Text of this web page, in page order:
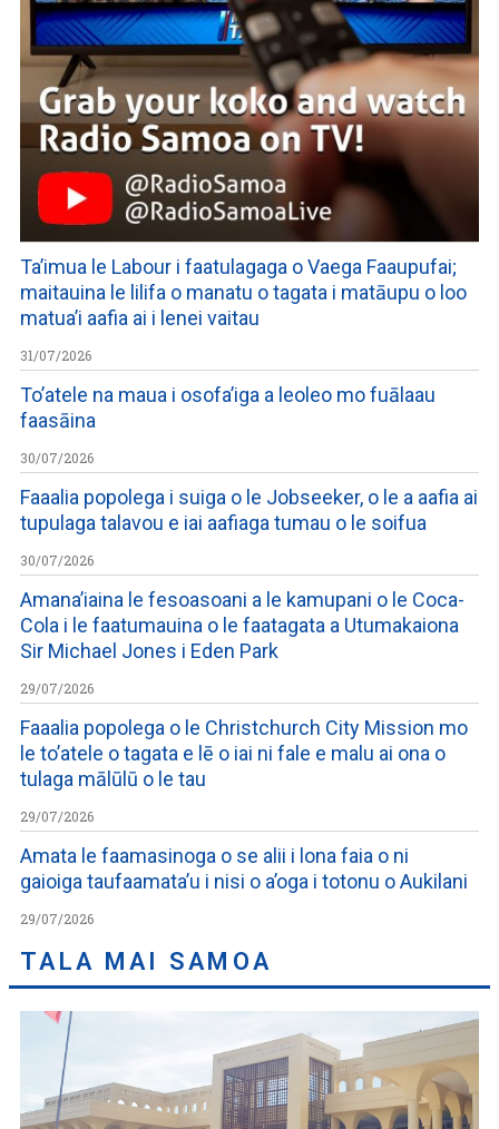
Ta’imua le Labour i faatulagaga o Vaega Faaupufai;
maitauina le lilifa o manatu o tagata i matāupu o loo
matua’i aafia ai i lenei vaitau
31/07/2026
To’atele na maua i osofa’iga a leoleo mo fuālaau
faasāina
30/07/2026
Faaalia popolega i suiga o le Jobseeker, o le a aafia ai
tupulaga talavou e iai aafiaga tumau o le soifua
30/07/2026
Amana’iaina le fesoasoani a le kamupani o le Coca-
Cola i le faatumauina o le faatagata a Utumakaiona
Sir Michael Jones i Eden Park
29/07/2026
Faaalia popolega o le Christchurch City Mission mo
le to’atele o tagata e lē o iai ni fale e malu ai ona o
tulaga mālūlū o le tau
29/07/2026
Amata le faamasinoga o se alii i lona faia o ni
gaioiga taufaamata’u i nisi o a’oga i totonu o Aukilani
29/07/2026
TALA MAI SAMOA